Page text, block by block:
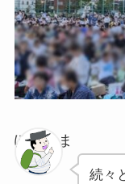
ぽちゃま
続々